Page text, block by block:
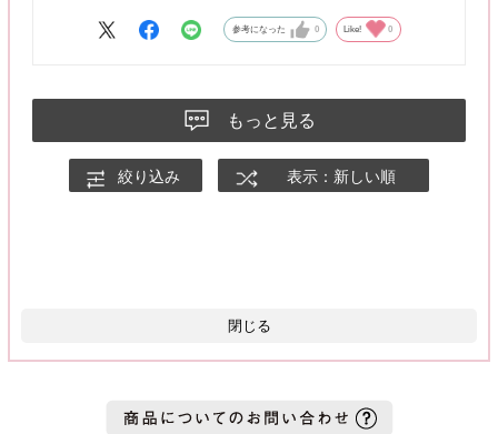
参考になった 0 Like! 0
もっと見る
絞り込み 表示：新しい順
閉じる